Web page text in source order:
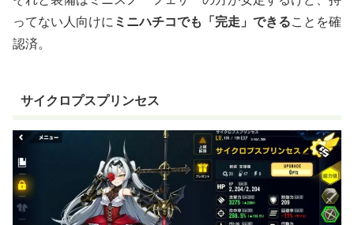
ってない人向けにミニハチコでも「完走」できることを確
認済。
サイクロプスプリンセス